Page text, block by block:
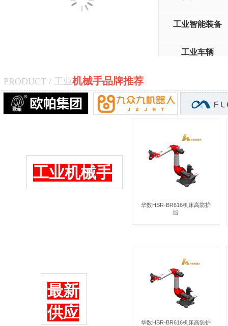
工业智能装备
工业车辆
PRODUCT / 工业机械手品牌推荐
华数HSR-BR616机床高防护
版
​​​工业机械手
华数HSR-BR616机床高防护
​​​最新
供应